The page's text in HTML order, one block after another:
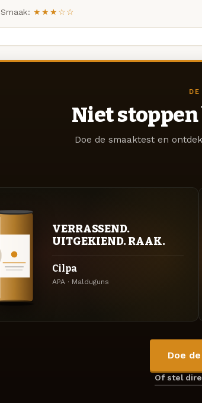
Smaak: ★★★☆☆
Niet
Doe de smaaktest en
VERRASSEND.
UITGEKIEND. RAAK.
Cilpa
APA · Malduguns
Doe
Of stel